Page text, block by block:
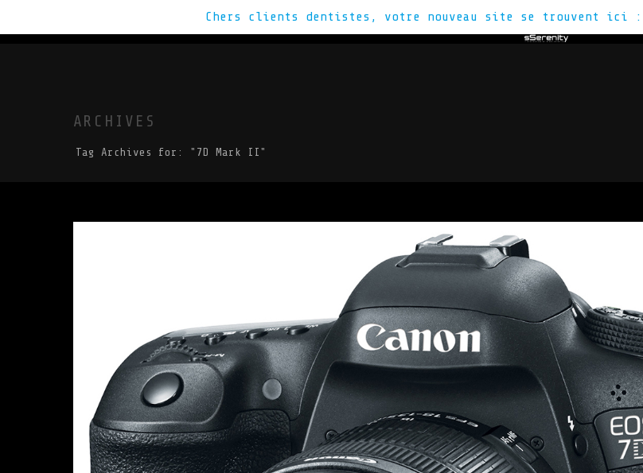
Chers clients dentistes, votre nouveau site se trouvent ici :
VOUS CHERCHEZ VOUS ÊTES ACTUS
ARCHIVES
Tag Archives for: "7D Mark II"